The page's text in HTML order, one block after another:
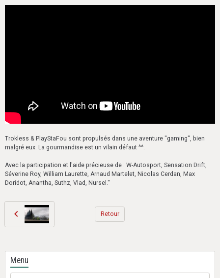
Trokless & PlayStaFou sont propulsés dans une aventure "gaming", bien
malgré eux. La gourmandise est un vilain défaut ^^.
Avec la participation et l'aide précieuse de : W-Autosport, Sensation Drift,
Séverine Roy, William Laurette, Arnaud Martelet, Nicolas Cerdan, Max
Doridot, Anantha, Suthz, Vlad, Nursel."
Retour
Menu